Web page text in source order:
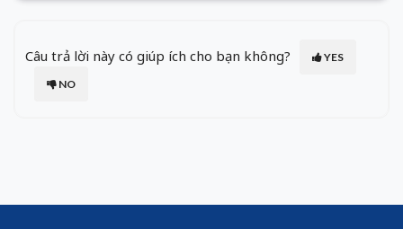
Câu trả lời này có giúp ích cho bạn không?
YES
NO